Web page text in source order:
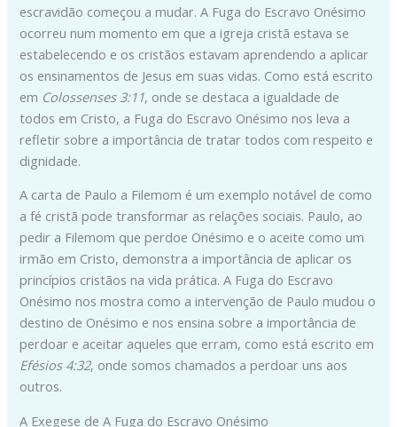
escravidão começou a mudar. A Fuga do Escravo Onésimo
ocorreu num momento em que a igreja cristã estava se
estabelecendo e os cristãos estavam aprendendo a aplicar
os ensinamentos de Jesus em suas vidas. Como está escrito
em Colossenses 3:11, onde se destaca a igualdade de
todos em Cristo, a Fuga do Escravo Onésimo nos leva a
refletir sobre a importância de tratar todos com respeito e
dignidade.
A carta de Paulo a Filemom é um exemplo notável de como
a fé cristã pode transformar as relações sociais. Paulo, ao
pedir a Filemom que perdoe Onésimo e o aceite como um
irmão em Cristo, demonstra a importância de aplicar os
princípios cristãos na vida prática. A Fuga do Escravo
Onésimo nos mostra como a intervenção de Paulo mudou o
destino de Onésimo e nos ensina sobre a importância de
perdoar e aceitar aqueles que erram, como está escrito em
Efésios 4:32, onde somos chamados a perdoar uns aos
outros.
A Exegese de A Fuga do Escravo Onésimo